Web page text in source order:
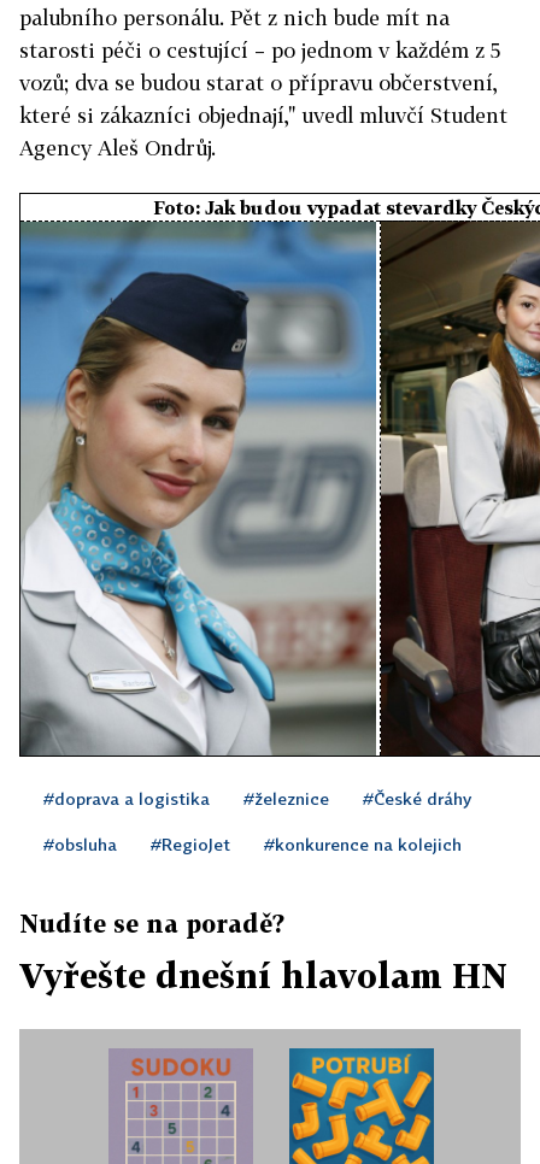
palubního personálu. Pět z nich bude mít na
starosti péči o cestující – po jednom v každém z 5
vozů; dva se budou starat o přípravu občerstvení,
které si zákazníci objednají," uvedl mluvčí Student
Agency Aleš Ondrůj.
Foto: Jak budou vypadat stevardky
#doprava a logistika #železnice #České dráhy
#obsluha #RegioJet #konkurence na kolejich
Nudíte se na poradě?
Vyřešte dnešní hlavolam HN